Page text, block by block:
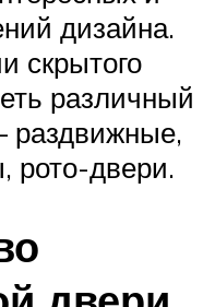
дизайна.
скрытого
различный
раздвижные,
рото-двери.